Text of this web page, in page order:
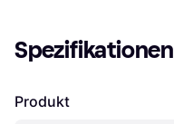
Spezifikationen
Produkt